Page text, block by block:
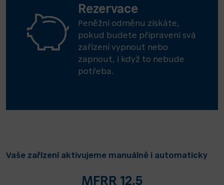
Rezervace
Peněžní odměnu získáte,
pokud budete připraveni svá
zařízení vypnout nebo
zapnout, i když to nebude
potřeba.
Vaše zařízení aktivujeme manuálně i automaticky
MFRR 12,5